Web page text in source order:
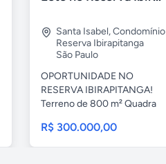
Santa Isabel,Condomínio
Reserva Ibirapitanga
São Paulo
OPORTUNIDADE NO
RESERVA IBIRAPITANGA!
Terreno de 800 m² Quadra
R$ 300.000,00